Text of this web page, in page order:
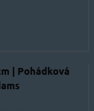
| Pohádková